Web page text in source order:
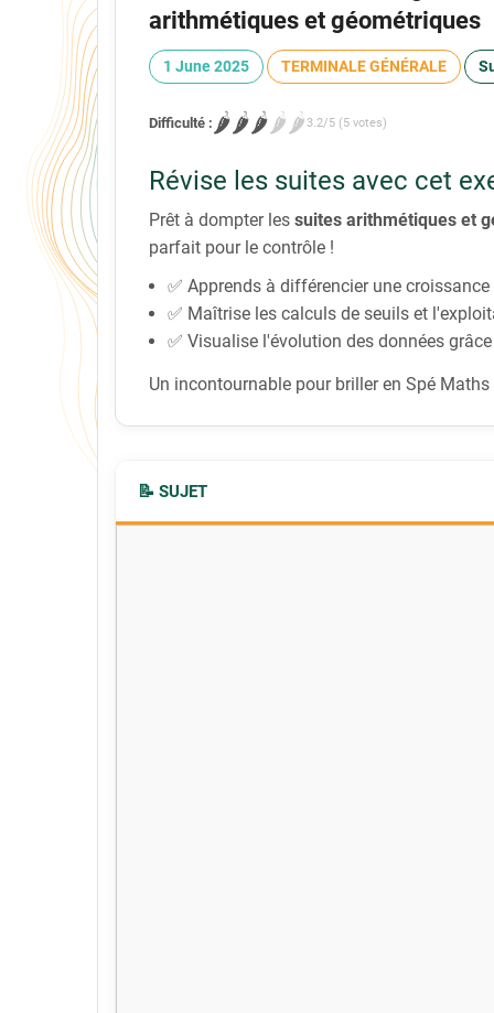
arithmétiques et géométriques
1 June 2025 TERMINALE GÉNÉRALE
Difficulté : 🌶️🌶️🌶️🌶️ 🌶️3.2/5 (5 votes)
Révise les suites avec cet
Prêt à dompter les suites arithmétiques et
parfait pour le contrôle !
✅ Apprends à différencier une
✅ Maîtrise les calculs de seuils et
✅ Visualise l'évolution des données
Un incontournable pour briller en Spé Maths
📝 SUJET